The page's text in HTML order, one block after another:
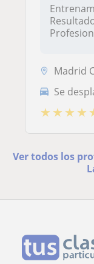
Madrid Capital,
Se
★ ★ ★ ★
Ver todos los